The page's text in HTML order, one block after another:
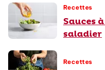
Recettes
Sauces
saladier
Recettes